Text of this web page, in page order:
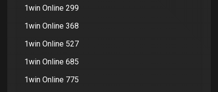
1win Online 299
1win Online 368
1win Online 527
1win Online 685
1win Online 775